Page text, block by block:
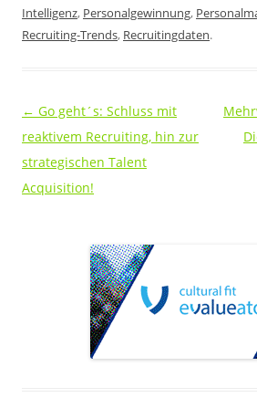
Intelligenz, Personalgewinnung,
Recruiting-Trends, Recruitingdaten.
Beitragsnavigation
← Go geht´s: Schluss mit
reaktivem Recruiting, hin zur
strategischen Talent
Acquisition!